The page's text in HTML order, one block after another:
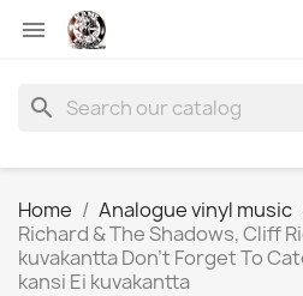

search
Home Analogue vinyl music
Richard & The Shadows, Cliff
kuvakantta Don't Forget To
kansi Ei kuvakantta